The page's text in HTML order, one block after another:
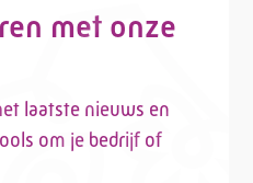
met onze
laatste nieuws en
om je bedrijf of